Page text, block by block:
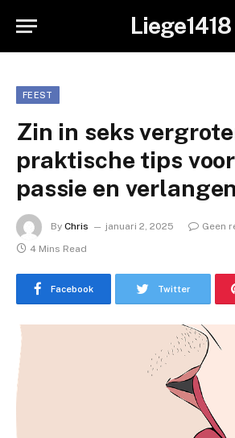
Liege1418
FEEST
Zin in seks
praktische tips
passie en verlangen
By Chris januari 2, 2025
Geen
4 Mins Read
Facebook Twitter